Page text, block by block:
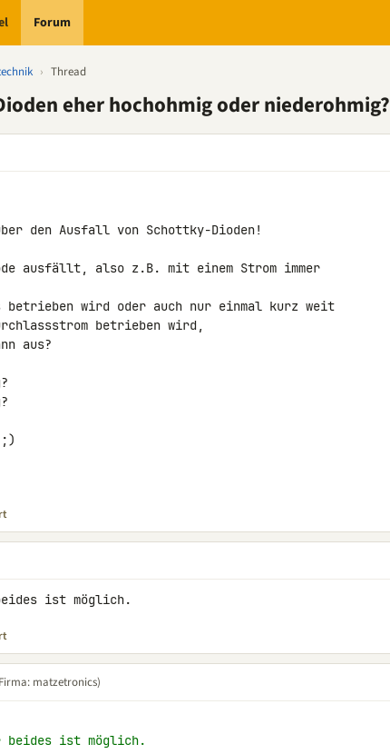
Forum
› Thread
eher hochohmig oder niederohmig?
den Ausfall von Schottky-Dioden!
ausfällt, also z.B. mit einem Strom immer
betrieben wird oder auch nur einmal kurz weit
betrieben wird,
aus?
;)
ist möglich.
matzetronics)
beides ist möglich.